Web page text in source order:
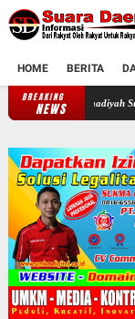
HOME BERITA
BREAKING
NEWSSragen: Kala